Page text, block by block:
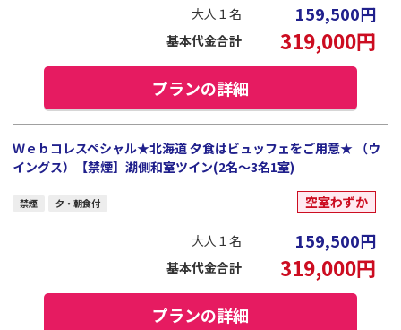
大人１名 159,500円
基本代金合計 319,000円
プランの詳細
Ｗｅｂコレスペシャル★北海道 夕食はビュッフェをご用意★ （ウ
イングス）【禁煙】湖側和室ツイン(2名～3名1室)
禁煙 夕・朝食付 空室わずか
大人１名 159,500円
基本代金合計 319,000円
プランの詳細